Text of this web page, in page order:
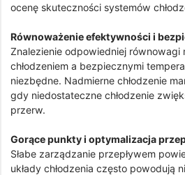
ocenę skuteczności systemów
Równoważenie efektywności i
Znalezienie odpowiedniej równowagi
chłodzeniem a bezpiecznymi
niezbędne. Nadmierne chłodzenie
gdy niedostateczne chłodzenie
przerw.
Gorące punkty i optymalizacja
Słabe zarządzanie przepływem
układy chłodzenia często powodują